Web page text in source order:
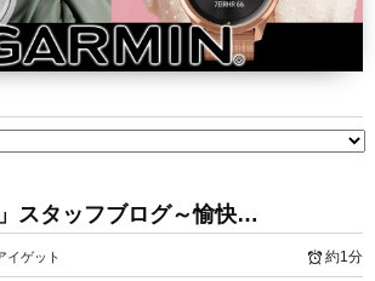
スタッフブログ～愉快…
イゲット 約1分